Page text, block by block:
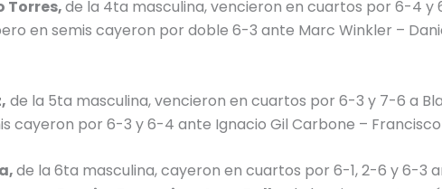
Torres,de la 4ta masculina, vencieron en cuartos por 6-4 y
en semis cayeron por doble 6-3 ante Marc Winkler –
de la 5ta masculina, vencieron en cuartos por 6-3 y 7-6 a
cayeron por 6-3 y 6-4 ante Ignacio Gil Carbone –
de la 6ta masculina, cayeron en cuartos por 6-1, 2-6 y 6-3